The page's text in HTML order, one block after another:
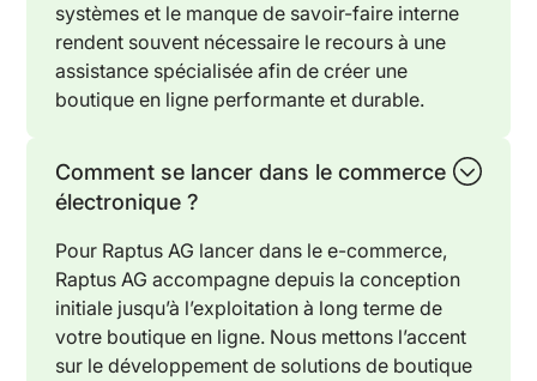
systèmes et le manque de savoir-faire interne
rendent souvent nécessaire le recours à une
assistance spécialisée afin de créer une
boutique en ligne performante et durable.
Comment se lancer dans le commerce
électronique ?
Pour Raptus AG lancer dans le e-commerce,
Raptus AG accompagne depuis la conception
initiale jusqu’à l’exploitation à long terme de
votre boutique en ligne. Nous mettons l’accent
sur le développement de solutions de boutique